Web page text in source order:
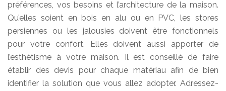
préférences, vos besoins et l’architecture de la maison.
Qu’elles soient en bois en alu ou en PVC, les stores
persiennes ou les jalousies doivent être fonctionnels
pour votre confort. Elles doivent aussi apporter de
l’esthétisme à votre maison. Il est conseillé de faire
établir des devis pour chaque matériau afin de bien
identifier la solution que vous allez adopter. Adressez-